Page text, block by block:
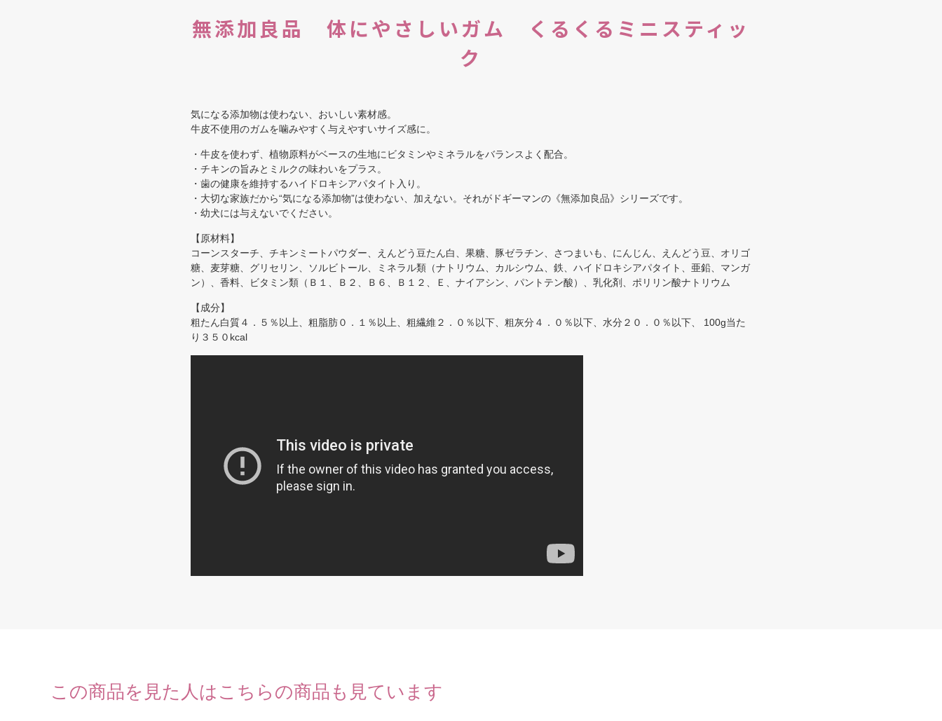
無添加良品 体にやさしいガム くるくるミニスティッ
ク
気になる添加物は使わない、おいしい素材感。
牛皮不使用のガムを噛みやすく与えやすいサイズ感に。
・牛皮を使わず、植物原料がベースの生地にビタミンやミネラルをバランスよく配合。
・チキンの旨みとミルクの味わいをプラス。
・歯の健康を維持するハイドロキシアパタイト入り。
・大切な家族だから“気になる添加物”は使わない、加えない。それがドギーマンの《無添加良品》シリーズです。
・幼犬には与えないでください。
【原材料】
コーンスターチ、チキンミートパウダー、えんどう豆たん白、果糖、豚ゼラチン、さつまいも、にんじん、えんどう豆、オリゴ
糖、麦芽糖、グリセリン、ソルビトール、ミネラル類（ナトリウム、カルシウム、鉄、ハイドロキシアパタイト、亜鉛、マンガ
ン）、香料、ビタミン類（Ｂ１、Ｂ２、Ｂ６、Ｂ１２、Ｅ、ナイアシン、パントテン酸）、乳化剤、ポリリン酸ナトリウム
【成分】
粗たん白質４．５％以上、粗脂肪０．１％以上、粗繊維２．０％以下、粗灰分４．０％以下、水分２０．０％以下、 100g当た
り３５０kcal
この商品を見た人はこちらの商品も見ています